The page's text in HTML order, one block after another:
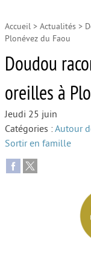
Accueil > Actualités >
Plonévez du Faou
Doudou
oreilles à
Jeudi 25 juin
Catégories :Autour
Sortir en famille